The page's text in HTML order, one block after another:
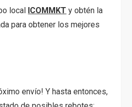
local ICOMMKT y obtén la
para obtener los mejores
envío! Y hasta entonces,